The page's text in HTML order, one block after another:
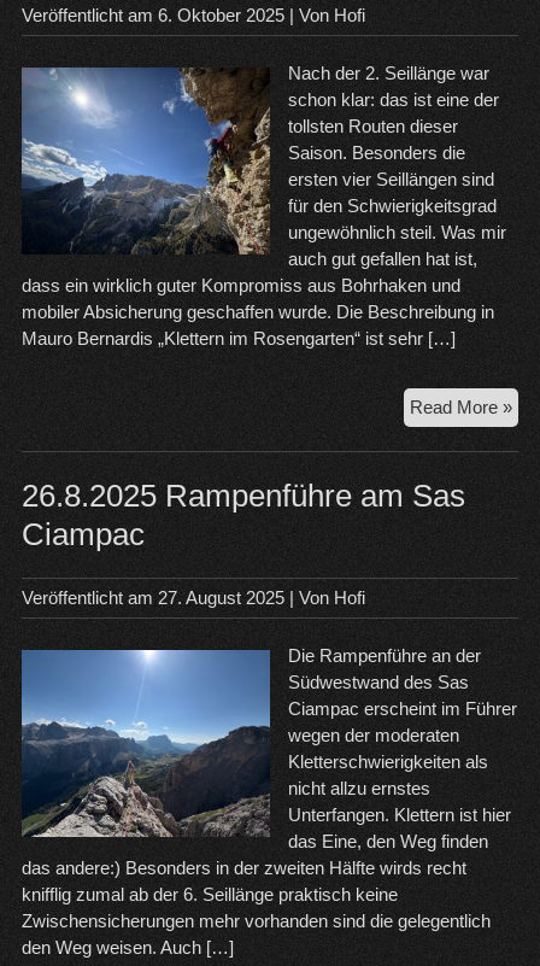
Veröffentlicht am 6. Oktober 2025| Von Hofi
Nach der 2. Seillänge war
schon klar: das ist eine der
tollsten Routen dieser
Saison. Besonders die
ersten vier Seillängen sind
für den Schwierigkeitsgrad
ungewöhnlich steil. Was mir
auch gut gefallen hat ist,
dass ein wirklich guter Kompromiss aus Bohrhaken und
mobiler Absicherung geschaffen wurde. Die Beschreibung in
Mauro Bernardis „Klettern im Rosengarten“ ist sehr […]
Read More »
am
26.8.2025 Rampenführe am Sas
Ciampac
Veröffentlicht am 27. August 2025| Von Hofi
Die Rampenführe an der
Südwestwand des Sas
Ciampac erscheint im Führer
wegen der moderaten
Kletterschwierigkeiten als
nicht allzu ernstes
Unterfangen. Klettern ist hier
das Eine, den Weg finden
das andere:) Besonders in der zweiten Hälfte wirds recht
knifflig zumal ab der 6. Seillänge praktisch keine
Zwischensicherungen mehr vorhanden sind die gelegentlich
den Weg weisen. Auch […]